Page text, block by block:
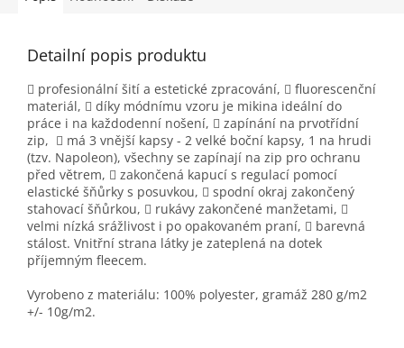
Detailní popis produktu
 profesionální šití a estetické zpracování,  fluorescenční
materiál,  díky módnímu vzoru je mikina ideální do
práce i na každodenní nošení,  zapínání na prvotřídní
zip,  má 3 vnější kapsy - 2 velké boční kapsy, 1 na hrudi
(tzv. Napoleon), všechny se zapínají na zip pro ochranu
před větrem,  zakončená kapucí s regulací pomocí
elastické šňůrky s posuvkou,  spodní okraj zakončený
stahovací šňůrkou,  rukávy zakončené manžetami, 
velmi nízká srážlivost i po opakovaném praní,  barevná
stálost. Vnitřní strana látky je zateplená na dotek
příjemným fleecem.
Vyrobeno z materiálu: 100% polyester, gramáž 280 g/m2
+/- 10g/m2.